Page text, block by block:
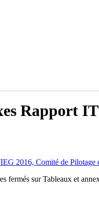
Rapport
2016, Comité de
fermés sur Tableaux et